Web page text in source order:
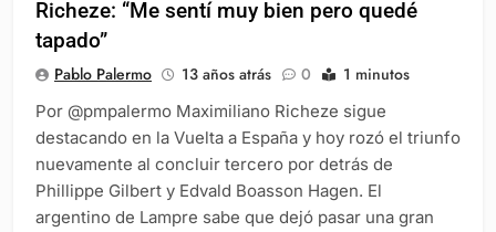
Richeze: “Me sentí muy bien pero quedé
tapado”
Pablo Palermo 13 años atrás 0 1 minutos
Por @pmpalermo Maximiliano Richeze sigue
destacando en la Vuelta a España y hoy rozó el triunfo
nuevamente al concluir tercero por detrás de
Phillippe Gilbert y Edvald Boasson Hagen. El
argentino de Lampre sabe que dejó pasar una gran